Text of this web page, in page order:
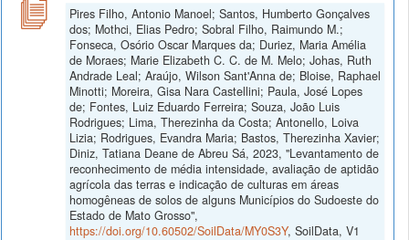
Pires Filho, Antonio Manoel; Santos, Humberto Gonçalves
dos; Mothci, Elias Pedro; Sobral Filho, Raimundo M.;
Fonseca, Osório Oscar Marques da; Duriez, Maria Amélia
de Moraes; Marie Elizabeth C. C. de M. Melo; Johas, Ruth
Andrade Leal; Araújo, Wilson Sant'Anna de; Bloise, Raphael
Minotti; Moreira, Gisa Nara Castellini; Paula, José Lopes
de; Fontes, Luiz Eduardo Ferreira; Souza, João Luis
Rodrigues; Lima, Therezinha da Costa; Antonello, Loiva
Lizia; Rodrigues, Evandra Maria; Bastos, Therezinha Xavier;
Diniz, Tatiana Deane de Abreu Sá, 2023, "Levantamento de
reconhecimento de média intensidade, avaliação de aptidão
agrícola das terras e indicação de culturas em áreas
homogêneas de solos de alguns Municípios do Sudoeste do
Estado de Mato Grosso",
https://doi.org/10.60502/SoilData/MY0S3Y, SoilData, V1